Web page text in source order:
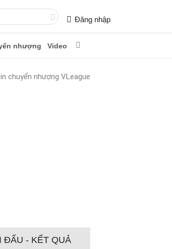
Đăng nhập
nhượng Video
chuyển nhượng VLeague
ĐẤU - KẾT QUẢ